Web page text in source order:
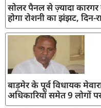
सोलर पैनल से ज़्यादा
होगा रोशनी का झंझट, दिन-
बाड़मेर के पूर्व विधायक
अधिकारियों समेत 9 लोगों